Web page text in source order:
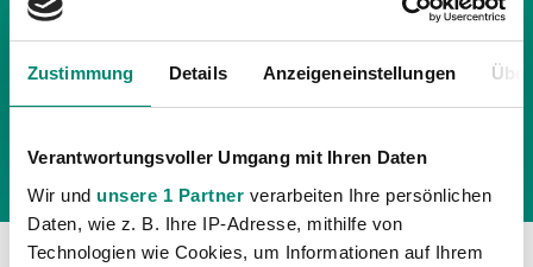
Zustimmung Details Anzeigeneinstellungen
Verantwortungsvoller Umgang mit Ihren Daten
Wir und unsere 1 Partner verarbeiten Ihre persönlichen
Daten, wie z. B. Ihre IP-Adresse, mithilfe von
Technologien wie Cookies, um Informationen auf Ihrem
TÄGLICHE ARCHIVE: 20.
MAI 2019